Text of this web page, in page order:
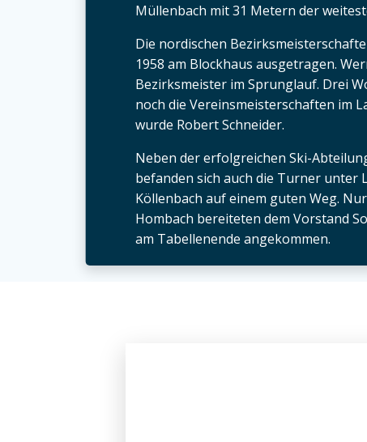
Müllenbach mit 31 Metern der
Die nordischen
1958 am Blockhaus ausgetragen.
Bezirksmeister im Sprunglauf. Drei
noch die Vereinsmeisterschaften im
wurde Robert Schneider.
Neben der erfolgreichen Ski-
befanden sich auch die Turner unter
Köllenbach auf einem guten Weg.
Hombach bereiteten dem Vorstand
am Tabellenende angekommen.